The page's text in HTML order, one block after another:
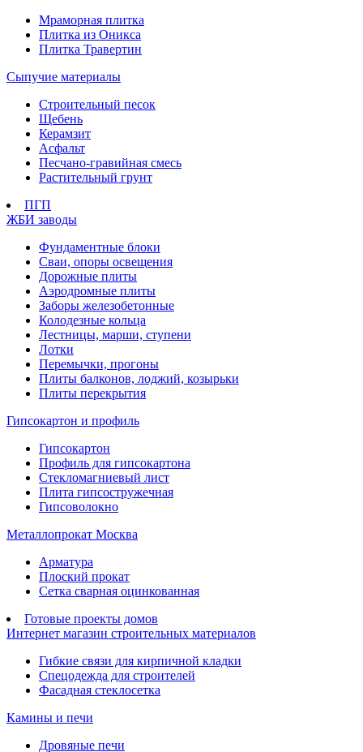
Мраморная плитка
Плитка из Оникса
Плитка Травертин
Сыпучие материалы
Строительный песок
Щебень
Керамзит
Асфальт
Песчано-гравийная смесь
Растительный грунт
ПГП
ЖБИ заводы
Фундаментные блоки
Сваи, опоры освещения
Дорожные плиты
Аэродромные плиты
Заборы железобетонные
Колодезные кольца
Лестницы, марши, ступени
Лотки
Перемычки, прогоны
Плиты балконов, лоджий, козырьки
Плиты перекрытия
Гипсокартон и профиль
Гипсокартон
Профиль для гипсокартона
Стекломагниевый лист
Плита гипсостружечная
Гипсоволокно
Металлопрокат Москва
Арматура
Плоский прокат
Сетка сварная оцинкованная
Готовые проекты домов
Интернет магазин строительных материалов
Гибкие связи для кирпичной кладки
Спецодежда для строителей
Фасадная стеклосетка
Камины и печи
Дровяные печи